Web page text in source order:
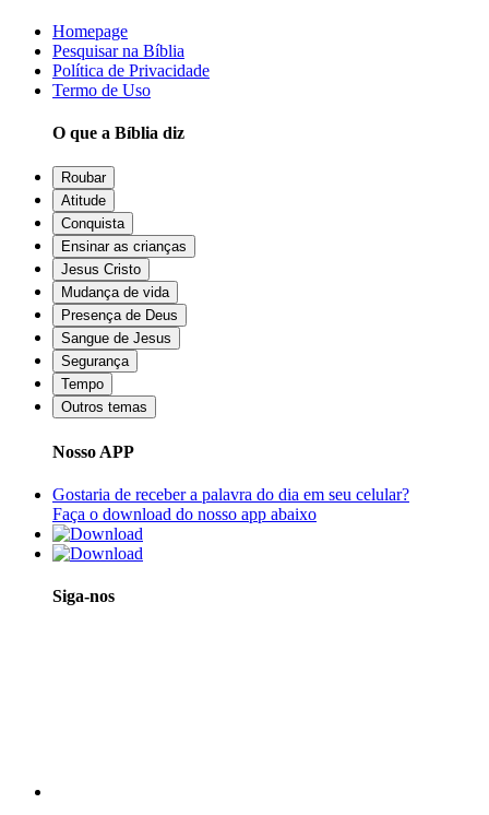
Homepage
Pesquisar na Bíblia
Política de Privacidade
Termo de Uso
O que a Bíblia diz
Roubar
Atitude
Conquista
Ensinar as crianças
Jesus Cristo
Mudança de vida
Presença de Deus
Sangue de Jesus
Segurança
Tempo
Outros temas
Nosso APP
Gostaria de receber a palavra do dia em seu celular?
Faça o download do nosso app abaixo
Siga-nos